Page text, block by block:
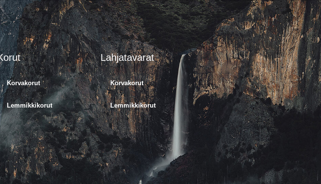
Korvakorut
Lemmikkikorut
Lahjatavarat
Korvakorut
Lemmikkikorut